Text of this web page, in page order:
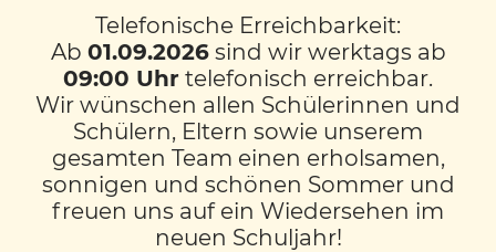
dieser Wettbewerb mittlerweile zu den
größten und beliebtesten Schulaktivitäten
des Landes.
Im Anschluss an den Wettbewerb fand
eine feierliche Siegerehrung statt. Alle
Kinder erhielten eine Urkunde als
Anerkennung für ihre Teilnahme. Die Zweit-
und Drittplatzierten jeder Klasse durften
Telefonische Erreichbarkeit:
Ab 01.09.2026sind wir werktags ab
09:00 Uhr telefonisch erreichbar.
Wir wünschen allen Schülerinnen und
Schülern, Eltern sowie unserem
gesamten Team einen erholsamen,
sonnigen und schönen Sommer und
freuen uns auf ein Wiedersehen im
neuen Schuljahr!